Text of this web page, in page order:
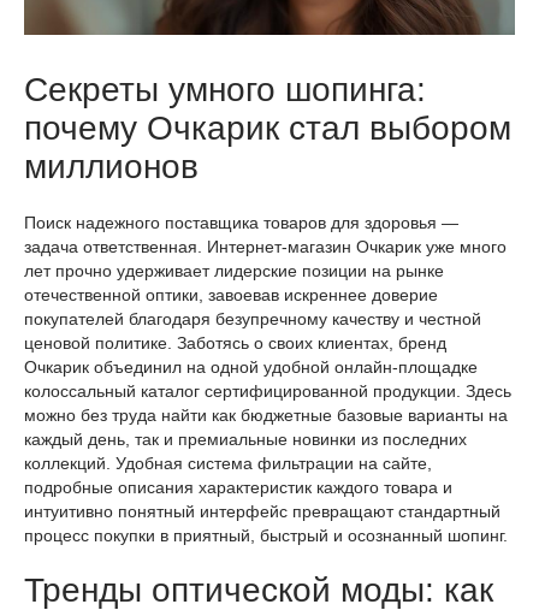
Секреты умного шопинга:
почему Очкарик стал выбором
миллионов
Поиск надежного поставщика товаров для здоровья —
задача ответственная. Интернет-магазин Очкарик уже много
лет прочно удерживает лидерские позиции на рынке
отечественной оптики, завоевав искреннее доверие
покупателей благодаря безупречному качеству и честной
ценовой политике. Заботясь о своих клиентах, бренд
Очкарик объединил на одной удобной онлайн-площадке
колоссальный каталог сертифицированной продукции. Здесь
можно без труда найти как бюджетные базовые варианты на
каждый день, так и премиальные новинки из последних
коллекций. Удобная система фильтрации на сайте,
подробные описания характеристик каждого товара и
интуитивно понятный интерфейс превращают стандартный
процесс покупки в приятный, быстрый и осознанный шопинг.
Тренды оптической моды: как